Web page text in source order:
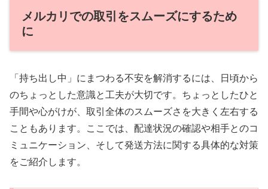
メルカリでの取引をスムーズにするため
に
「持ち出し中」にまつわる不安を解消するには、日頃から
のちょっとした意識と工夫が大切です。ちょっとしたひと
手間や心がけが、取引全体のスムーズさを大きく左右する
こともあります。ここでは、配達状況の確認や相手とのコ
ミュニケーション、そして発送方法に関する具体的な対策
をご紹介します。